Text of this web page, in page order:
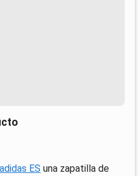
adidas ES una zapatilla de